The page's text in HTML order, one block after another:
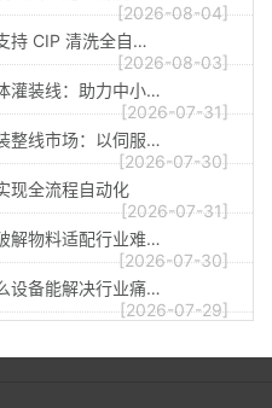
[2026-08-04]
持 CIP 清洗全自…
[2026-08-03]
灌装线：助力中小…
[2026-07-31]
整线市场：以伺服…
[2026-07-30]
现全流程自动化
[2026-07-31]
解物料适配行业难…
[2026-07-30]
设备能解决行业痛…
[2026-07-29]